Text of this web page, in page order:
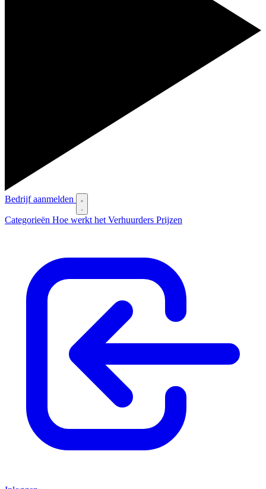
Bedrijf aanmelden
Categorieën Hoe werkt het Verhuurders Prijzen